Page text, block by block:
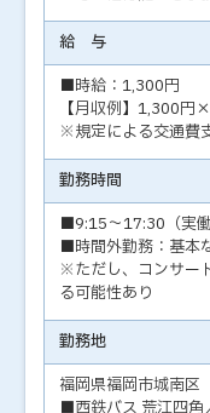
給 与
■時給：1,300円
【月収例】1,300
※規定による交通費
勤務時間
■9:15～17:30（実
■時間外勤務：基本
※ただし、コンサー
る可能性あり
勤務地
福岡県福岡市城南区
■西鉄バス 荒江四